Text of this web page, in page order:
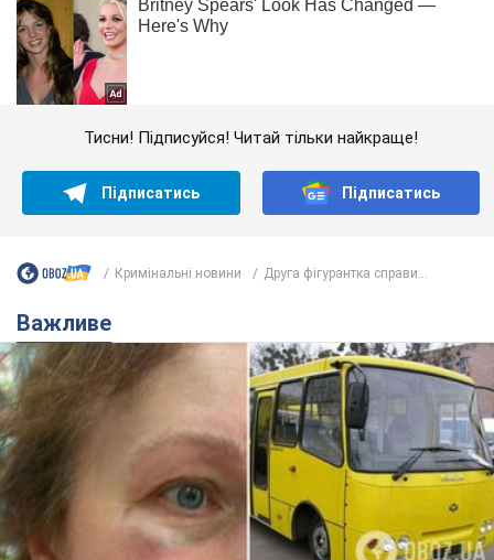
Тисни! Підписуйся! Читай тільки найкраще!
Підписатись Підписатись
Кримінальні новини Друга фігурантка справи...
Важливе